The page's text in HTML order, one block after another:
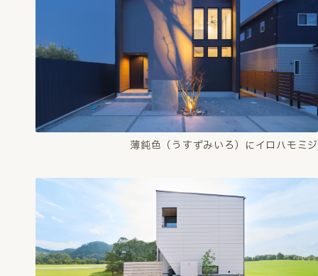
薄鈍色（うすずみいろ）にイロハモミジ